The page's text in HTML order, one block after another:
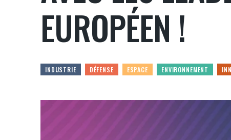
EUROPÉEN !
INDUSTRIE DÉFENSE ESPACE ENVIRONNEMENT